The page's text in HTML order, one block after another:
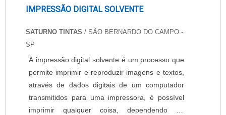
IMPRESSÃO DIGITAL SOLVENTE
SATURNO TINTAS / SÃO BERNARDO DO CAMPO -
SP
A impressão digital solvente é um processo que
permite imprimir e reproduzir imagens e textos,
através de dados digitais de um computador
transmitidos para uma impressora, é possível
imprimir qualquer coisa, dependendo do